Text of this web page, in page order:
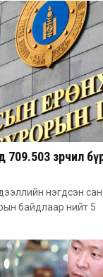
709.503 зөрчил
нэгдсэн
байдлаар нийт 5